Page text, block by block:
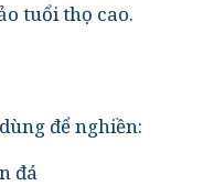
tuổi thọ cao.
để nghiền:
đá